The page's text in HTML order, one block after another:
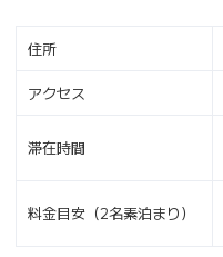
住所
アクセス
滞在時間
料金目安（2名素泊まり）